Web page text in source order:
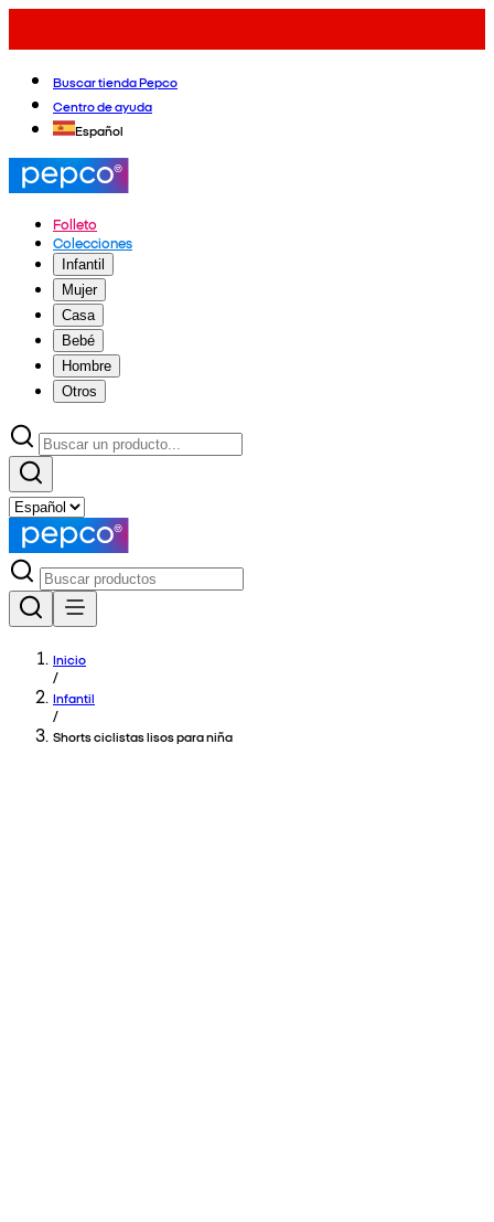
Buscar tienda Pepco
Centro de ayuda
Español
Folleto
Colecciones
Infantil
Mujer
Casa
Bebé
Hombre
Otros
Inicio
/
Infantil
/
Shorts ciclistas lisos para niña